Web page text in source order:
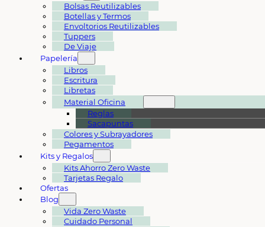
Bolsas Reutilizables
Botellas y Termos
Envoltorios Reutilizables
Tuppers
De Viaje
Papelería
Libros
Escritura
Libretas
Material Oficina
Reglas
Sacapuntas
Colores y Subrayadores
Pegamentos
Kits y Regalos
Kits Ahorro Zero Waste
Tarjetas Regalo
Ofertas
Blog
Vida Zero Waste
Cuidado Personal